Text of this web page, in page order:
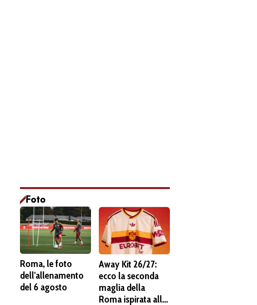
Foto
Roma, le foto
dell'allenamento
del 6 agosto
Away Kit 26/27:
ecco la seconda
maglia della
Roma ispirata alla